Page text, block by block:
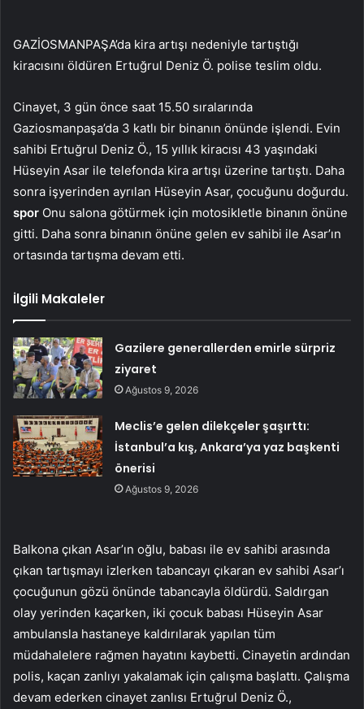
GAZİOSMANPAŞA’da kira artışı nedeniyle tartıştığı
kiracısını öldüren Ertuğrul Deniz Ö. polise teslim oldu.
Cinayet, 3 gün önce saat 15.50 sıralarında
Gaziosmanpaşa’da 3 katlı bir binanın önünde işlendi. Evin
sahibi Ertuğrul Deniz Ö., 15 yıllık kiracısı 43 yaşındaki
Hüseyin Asar ile telefonda kira artışı üzerine tartıştı. Daha
sonra işyerinden ayrılan Hüseyin Asar, çocuğunu doğurdu.
spor Onu salona götürmek için motosikletle binanın önüne
gitti. Daha sonra binanın önüne gelen ev sahibi ile Asar’ın
ortasında tartışma devam etti.
İlgili Makaleler
Gazilere generallerden emirle sürpriz
ziyaret
Ağustos 9, 2026
Meclis’e gelen dilekçeler şaşırttı:
İstanbul’a kış, Ankara’ya yaz başkenti
önerisi
Ağustos 9, 2026
Balkona çıkan Asar’ın oğlu, babası ile ev sahibi arasında
çıkan tartışmayı izlerken tabancayı çıkaran ev sahibi Asar’ı
çocuğunun gözü önünde tabancayla öldürdü. Saldırgan
olay yerinden kaçarken, iki çocuk babası Hüseyin Asar
ambulansla hastaneye kaldırılarak yapılan tüm
müdahalelere rağmen hayatını kaybetti. Cinayetin ardından
polis, kaçan zanlıyı yakalamak için çalışma başlattı. Çalışma
devam ederken cinayet zanlısı Ertuğrul Deniz Ö.,